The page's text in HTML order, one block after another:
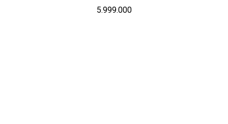
5.999.000